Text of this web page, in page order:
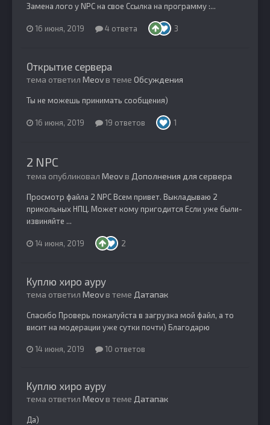
Замена лого у NPC на свое Ссылка на программу :...
16 июня, 2019 4 ответа 3
Открытие сервера
тема ответил Meovв теме Обсуждения
Ты не можешь принимать сообщения)
16 июня, 2019 19 ответов 1
2 NPC
тема опубликовал Meovв Дополнения для сервера
Просмотр файла 2 NPC Всем привет. Выкладываю 2
прикольных НПЦ. Может кому пригодится Если уже были-
извиняйте ...
14 июня, 2019 2
Куплю хиро ауру
тема ответил Meovв теме Датапак
Спасибо Проверь пожалуйста в загрузка мой файл, а то
висит на модерации уже сутки почти) Благодарю
14 июня, 2019 10 ответов
Куплю хиро ауру
тема ответил Meovв теме Датапак
Да)